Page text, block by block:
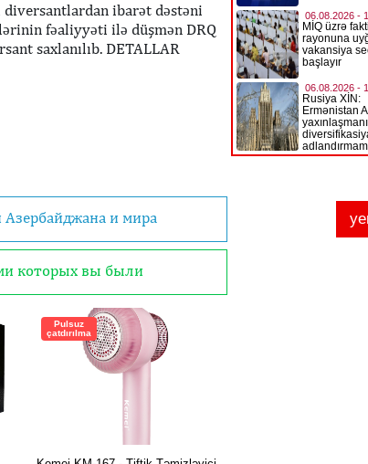
ibarət dəstəni
fəaliyyəti ilə düşmən DRQ
saxlanılıb. DETALLAR
и мира
которых вы были